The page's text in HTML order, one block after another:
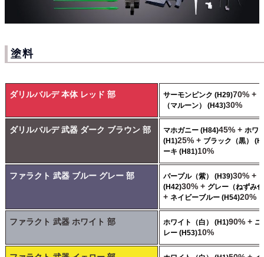
塗料
ダリルバルデ 本体 レッド 部 サーモンピンク (H29)70% +
（マルーン） (H43)30%
ダリルバルデ 武器 ダーク ブラウン 部 マホガニー (H84)45% + ホワ
(H1)25% + ブラック（黒）
ーキ (H81)10%
ファラクト 武器 ブルー グレー 部 パープル（紫） (H39)30% +
(H42)30% + グレー（ねずみ
+ ネイビーブルー (H54)20%
ファラクト 武器 ホワイト 部 ホワイト（白） (H1)90% + ニ
レー (H53)10%